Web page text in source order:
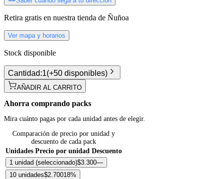
Retira gratis en nuestra tienda de Ñuñoa
Ver mapa y horarios
Stock disponible
Cantidad:1(+50 disponibles)
AÑADIR AL CARRITO
Ahorra comprando packs
Mira cuánto pagas por cada unidad antes de elegir.
Comparación de precio por unidad y
descuento de cada pack
Unidades Precio por unidad Descuento
1 unidad (seleccionado)$3.300—
10 unidades$2.70018%